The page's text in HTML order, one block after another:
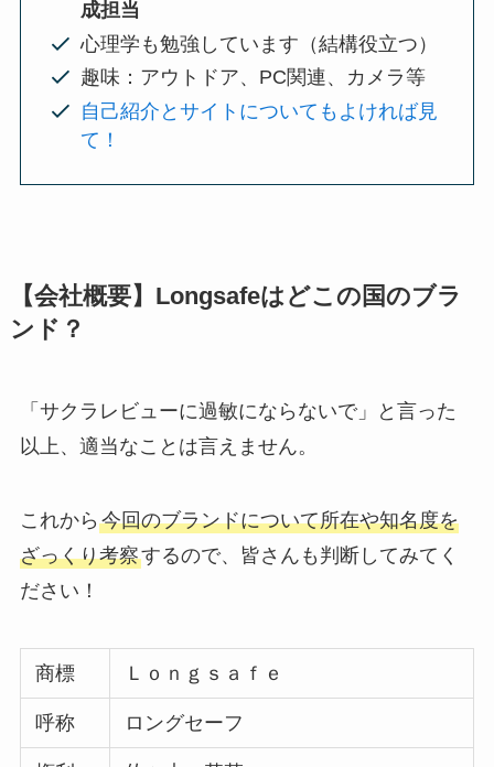
成担当
心理学も勉強しています（結構役立つ）
趣味：アウトドア、PC関連、カメラ等
自己紹介とサイトについてもよければ見
て！
【会社概要】Longsafeはどこの国のブラ
ンド？
「サクラレビューに過敏にならないで」と言った
以上、適当なことは言えません。
これから 今回のブランドについて所在や知名度を
ざっくり考察するので、皆さんも判断してみてく
ださい！
商標 Ｌｏｎｇｓａｆｅ
呼称 ロングセーフ